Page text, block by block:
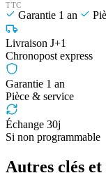
TTC
Garantie 1 an
Livraison J+1
Chronopost express
Garantie 1 an
Pièce & service
Échange 30j
Si non programmable
Autres clés et